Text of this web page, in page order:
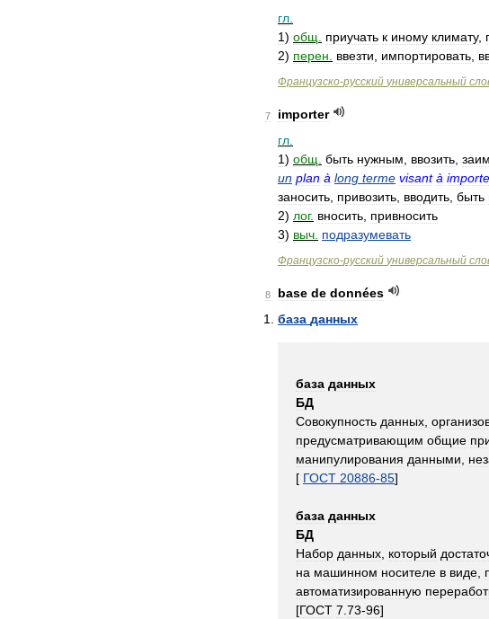
гл
1) общ приучать к иному климату,
2) перен ввезти импортировать
Французско-русский универсальный
7
importer
гл
1) общ быть нужным ввозить
un plan à long terme visant à
заносить привозить вводить быть
2) лог. вносить привносить
3) выч подразумевать
Французско-русский универсальный
8 base de données
база данных
база данных
БД
Совокупность данных
предусматривающим общие
манипулирования данными
[ ГОСТ 20886-85]
база данных
БД
Набор данных который
на машинном носителе в виде
автоматизированную
[ГОСТ 7 73-96]